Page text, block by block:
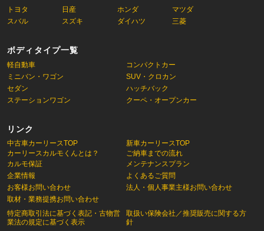
トヨタ 日産 ホンダ
マツダ
スバル
スズキ ダイハツ 三菱
ボディタイプ一覧
軽自動車
コンパクトカー
ミニバン・ワゴン
SUV・クロカン
セダン
ハッチバック
ステーションワゴン
クーペ・オープンカー
リンク
中古車カーリースTOP
カーリースカルモくんとは？
新車カーリースTOP
ご納車までの流れ
カルモ保証
企業情報
お客様お問い合わせ
取材・業務提携お問い合わせ
特定商取引法に基づく表記・古物営
業法の規定に基づく表示
メンテナンスプラン
よくあるご質問
法人・個人事業主様お問い合わせ
取扱い保険会社／推奨販売に関する方
針